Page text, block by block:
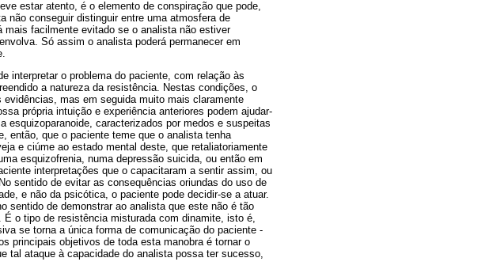
estar atento, é o elemento de conspiração que pode,
não conseguir distinguir entre uma atmosfera de
mais facilmente evitado se o analista não estiver
Só assim o analista poderá permanecer em
interpretar o problema do paciente, com relação às
a natureza da resistência. Nestas condições, o
mas em seguida muito mais claramente
própria intuição e experiência anteriores podem ajudar-
esquizoparanoide, caracterizados por medos e suspeitas
então, que o paciente teme que o analista tenha
e ciúme ao estado mental deste, que retaliatoriamente
esquizofrenia, numa depressão suicida, ou então em
interpretações que o capacitaram a sentir assim, ou
No sentido de evitar as consequências oriundas do uso de
e não da psicótica, o paciente pode decidir-se a atuar.
sentido de demonstrar ao analista que este não é tão
o tipo de resistência misturada com dinamite, isto é,
se torna a única forma de comunicação do paciente -
principais objetivos de toda esta manobra é tornar o
tal ataque à capacidade do analista possa ter sucesso,